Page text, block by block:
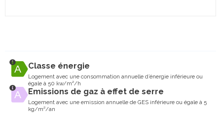
Classe énergie
Logement avec une consommation annuelle d’énergie inférieure ou
égale à 50 kw/m²/h
Emissions de gaz à effet de serre
Logement avec une emission annuelle de GES inférieure ou égale à 5
kg/m²/an